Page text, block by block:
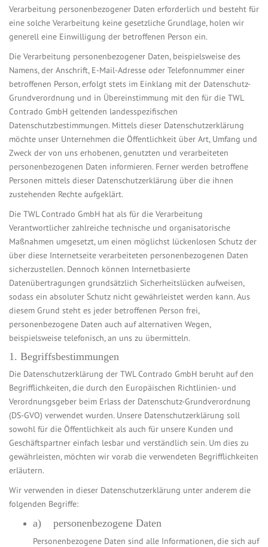
Verarbeitung personenbezogener Daten erforderlich und besteht für
eine solche Verarbeitung keine gesetzliche Grundlage, holen wir
generell eine Einwilligung der betroffenen Person ein.
Die Verarbeitung personenbezogener Daten, beispielsweise des
Namens, der Anschrift, E-Mail-Adresse oder Telefonnummer einer
betroffenen Person, erfolgt stets im Einklang mit der Datenschutz-
Grundverordnung und in Übereinstimmung mit den für die TWL
Contrado GmbH geltenden landesspezifischen
Datenschutzbestimmungen. Mittels dieser Datenschutzerklärung
möchte unser Unternehmen die Öffentlichkeit über Art, Umfang und
Zweck der von uns erhobenen, genutzten und verarbeiteten
personenbezogenen Daten informieren. Ferner werden betroffene
Personen mittels dieser Datenschutzerklärung über die ihnen
zustehenden Rechte aufgeklärt.
Die TWL Contrado GmbH hat als für die Verarbeitung
Verantwortlicher zahlreiche technische und organisatorische
Maßnahmen umgesetzt, um einen möglichst lückenlosen Schutz der
über diese Internetseite verarbeiteten personenbezogenen Daten
sicherzustellen. Dennoch können Internetbasierte
Datenübertragungen grundsätzlich Sicherheitslücken aufweisen,
sodass ein absoluter Schutz nicht gewährleistet werden kann. Aus
diesem Grund steht es jeder betroffenen Person frei,
personenbezogene Daten auch auf alternativen Wegen,
beispielsweise telefonisch, an uns zu übermitteln.
1. Begriffsbestimmungen
Die Datenschutzerklärung der TWL Contrado GmbH beruht auf den
Begrifflichkeiten, die durch den Europäischen Richtlinien- und
Verordnungsgeber beim Erlass der Datenschutz-Grundverordnung
(DS-GVO) verwendet wurden. Unsere Datenschutzerklärung soll
sowohl für die Öffentlichkeit als auch für unsere Kunden und
Geschäftspartner einfach lesbar und verständlich sein. Um dies zu
gewährleisten, möchten wir vorab die verwendeten Begrifflichkeiten
erläutern.
Wir verwenden in dieser Datenschutzerklärung unter anderem die
folgenden Begriffe:
a) personenbezogene Daten
Personenbezogene Daten sind alle Informationen, die sich auf